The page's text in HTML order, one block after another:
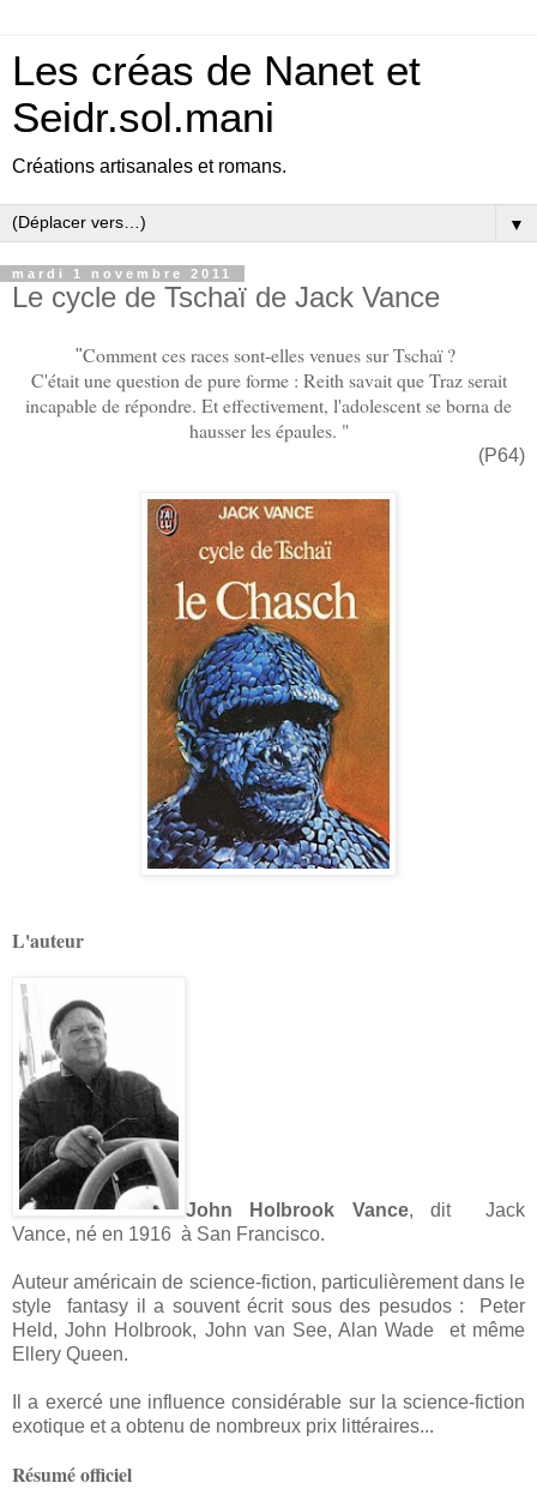
Les créas de Nanet et
Seidr.sol.mani
Créations artisanales et romans.
▼
mardi 1 novembre 2011
Le cycle de Tschaï de Jack Vance
"Comment ces races sont-elles venues sur Tschaï ?
C'était une question de pure forme : Reith savait que Traz serait
incapable de répondre. Et effectivement, l'adolescent se borna de
hausser les épaules. "
(P64)
L'auteur
John Holbrook Vance, dit Jack
Vance, né en 1916 à San Francisco.
Auteur américain de science-fiction, particulièrement dans le
style fantasy il a souvent écrit sous des pesudos : Peter
Held, John Holbrook, John van See, Alan Wade et même
Ellery Queen.
Il a exercé une influence considérable sur la science-fiction
exotique et a obtenu de nombreux prix littéraires...
Résumé officiel